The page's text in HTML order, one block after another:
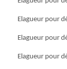
Elagueur pour
Elagueur pour
Elagueur pour